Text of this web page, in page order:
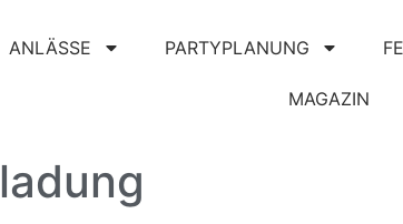
ANLÄSSE PARTYPLANUNG
MAGAZIN